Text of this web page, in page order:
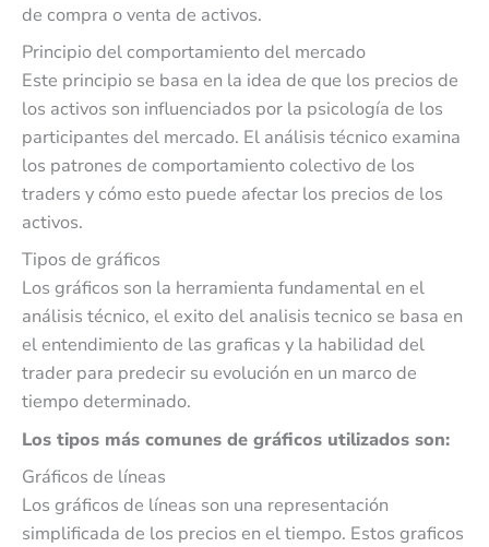
de compra o venta de activos.
Principio del comportamiento del mercado
Este principio se basa en la idea de que los precios de
los activos son influenciados por la psicología de los
participantes del mercado. El análisis técnico examina
los patrones de comportamiento colectivo de los
traders y cómo esto puede afectar los precios de los
activos.
Tipos de gráficos
Los gráficos son la herramienta fundamental en el
análisis técnico, el exito del analisis tecnico se basa en
el entendimiento de las graficas y la habilidad del
trader para predecir su evolución en un marco de
tiempo determinado.
Los tipos más comunes de gráficos utilizados son:
Gráficos de líneas
Los gráficos de líneas son una representación
simplificada de los precios en el tiempo. Estos graficos